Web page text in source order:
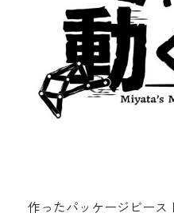
作ったパッケージビー